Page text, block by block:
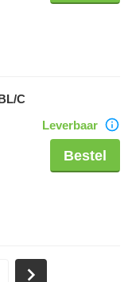
C
Leverbaar
Bestel